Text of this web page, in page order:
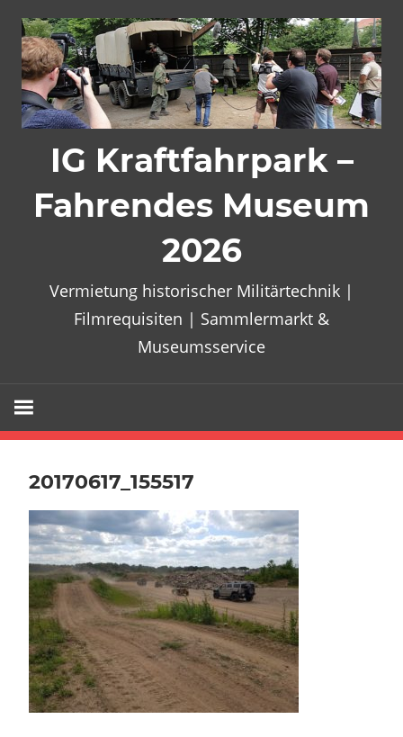
Inhalt
springen
IG Kraftfahrpark –
Fahrendes Museum
2026
Vermietung historischer Militärtechnik |
Filmrequisiten | Sammlermarkt &
Museumsservice
20170617_155517